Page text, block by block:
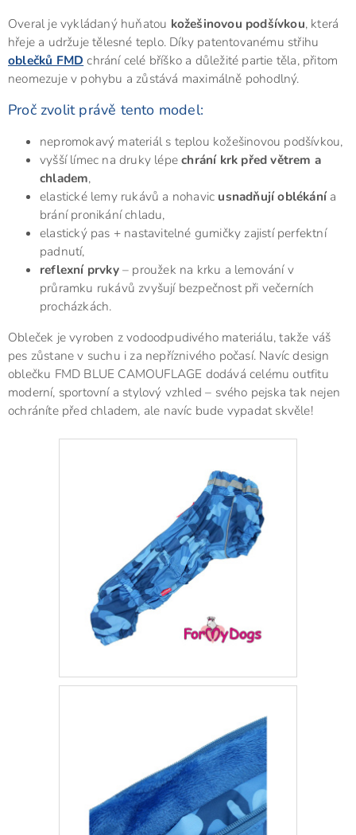
Overal je vykládaný huňatou kožešinovou podšívkou, která
hřeje a udržuje tělesné teplo. Díky patentovanému střihu
oblečků FMD chrání celé bříško a důležité partie těla, přitom
neomezuje v pohybu a zůstává maximálně pohodlný.
Proč zvolit právě tento model:
nepromokavý materiál s teplou kožešinovou podšívkou,
vyšší límec na druky lépechrání krk před větrem a
chladem,
elastické lemy rukávů a nohavic usnadňují oblékánía
brání pronikání chladu,
elastický pas + nastavitelné gumičky zajistí perfektní
padnutí,
reflexní prvky– proužek na krku a lemování v
průramku rukávů zvyšují bezpečnost při večerních
procházkách.
Obleček je vyroben z vodoodpudivého materiálu, takže váš
pes zůstane v suchu i za nepříznivého počasí. Navíc design
oblečku FMD BLUE CAMOUFLAGE dodává celému outfitu
moderní, sportovní a stylový vzhled – svého pejska tak nejen
ochráníte před chladem, ale navíc bude vypadat skvěle!